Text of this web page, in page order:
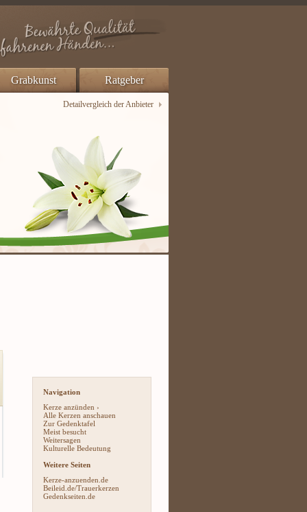
Grabkunst Ratgeber
Detailvergleich der Anbieter
Navigation
Kerze anzünden ›
Alle Kerzen anschauen
Zur Gedenktafel
Meist besucht
Weitersagen
Kulturelle Bedeutung
Weitere Seiten
Kerze-anzuenden.de
Beileid.de/Trauerkerzen
Gedenkseiten.de